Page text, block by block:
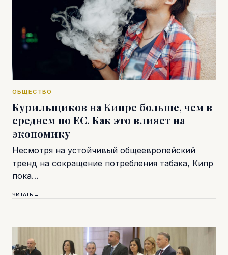
ОБЩЕСТВО
Курильщиков на Кипре больше, чем в
среднем по ЕС. Как это влияет на
экономику
Несмотря на устойчивый общеевропейский
тренд на сокращение потребления табака, Кипр
пока…
ЧИТАТЬ →